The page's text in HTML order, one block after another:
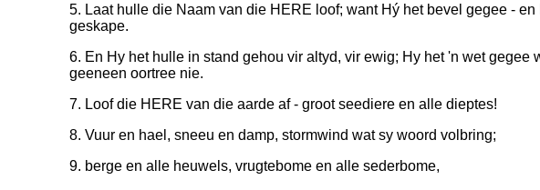
5. Laat hulle die Naam van die HERE loof; want Hý het bevel gegee - en
geskape.
6. En Hy het hulle in stand gehou vir altyd, vir ewig; Hy het 'n wet gegee
geeneen oortree nie.
7. Loof die HERE van die aarde af - groot seediere en alle dieptes!
8. Vuur en hael, sneeu en damp, stormwind wat sy woord volbring;
9. berge en alle heuwels, vrugtebome en alle sederbome,